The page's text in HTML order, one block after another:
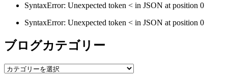
SyntaxError: Unexpected token < in JSON at position 0
SyntaxError: Unexpected token < in JSON at position 0
ブログカテゴリー
ブ